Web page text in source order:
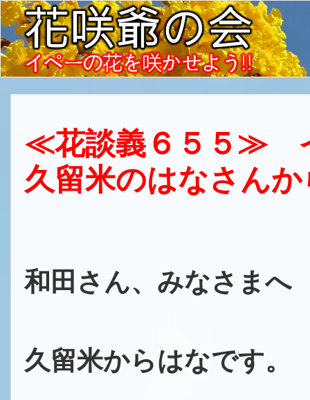
≪花談義６５５≫
久留米のはなさん
和田さん、みなさまへ
久留米からはなです。